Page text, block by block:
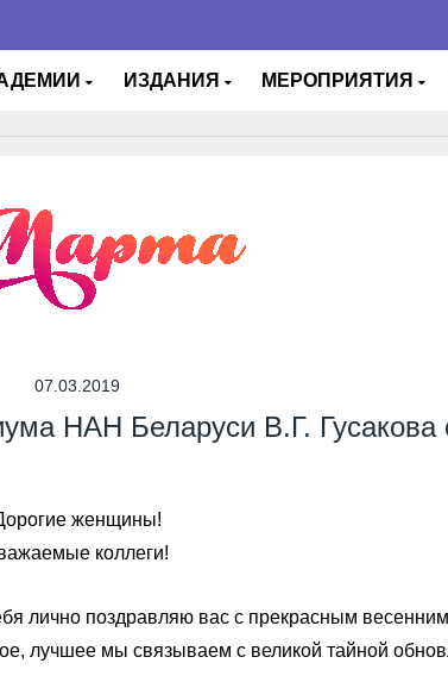
ИЗДАНИЯ МЕРОПРИЯТИЯ
07.03.2019
НАН Беларуси В.Г.
женщины!
коллеги!
лично поздравляю вас с прекрасным
лучшее мы связываем с великой тайной